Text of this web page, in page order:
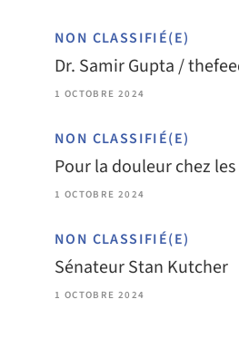
NON CLASSIFIÉ(E)
Dr. Samir Gupta /
1 OCTOBRE 2024
NON CLASSIFIÉ(E)
Pour la douleur chez
1 OCTOBRE 2024
NON CLASSIFIÉ(E)
Sénateur Stan Kutcher
1 OCTOBRE 2024